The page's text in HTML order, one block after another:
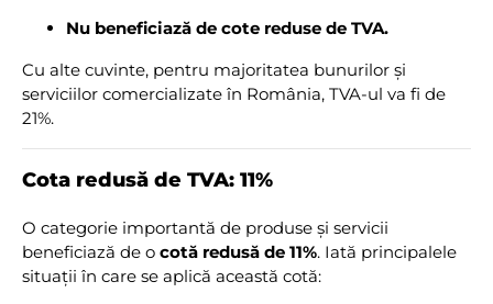
Nu beneficiază de cote reduse de TVA.
Cu alte cuvinte, pentru majoritatea bunurilor și
serviciilor comercializate în România, TVA-ul va fi de
21%.
Cota redusă de TVA: 11%
O categorie importantă de produse și servicii
beneficiază de o cotă redusă de 11%. Iată principalele
situații în care se aplică această cotă: